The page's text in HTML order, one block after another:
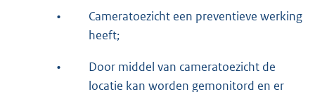
•
Cameratoezicht een preventieve werking
heeft;
•
Door middel van cameratoezicht de
locatie kan worden gemonitord en er